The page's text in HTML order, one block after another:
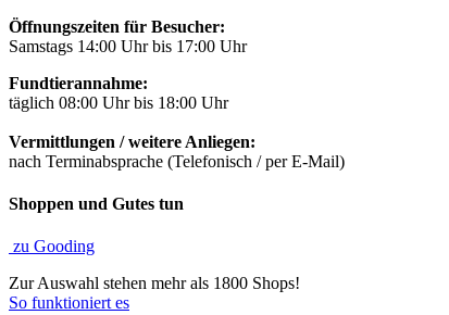
Öffnungszeiten für Besucher:
Samstags 14:00 Uhr bis 17:00 Uhr
Fundtierannahme:
täglich 08:00 Uhr bis 18:00 Uhr
Vermittlungen / weitere Anliegen:
nach Terminabsprache (Telefonisch / per E-Mail)
Shoppen und Gutes tun
zu Gooding
Zur Auswahl stehen mehr als 1800 Shops!
So funktioniert es